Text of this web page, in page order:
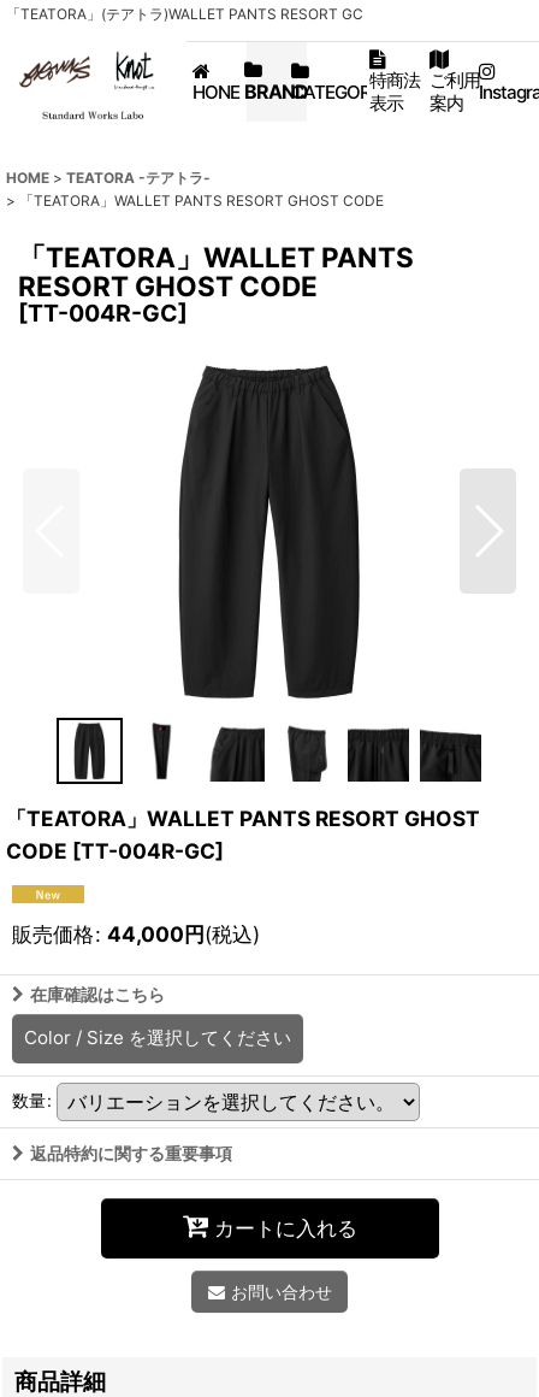
「TEATORA」(テアトラ)WALLET PANTS RESORT GC
HONE BRANDCATEGORY特商法
表示
ご利用
案内
HOME > TEATORA -テアトラ-
>
「TEATORA」WALLET PANTS RESORT GHOST CODE
「TEATORA」WALLET PANTS
RESORT GHOST CODE
[TT-004R-GC]
「TEATORA」WALLET PANTS RESORT GHOST
CODE [TT-004R-GC]
販売価格: 44,000円(税込)
在庫確認はこちら
Color / Size を選択してください
数量:
返品特約に関する重要事項
カートに入れる
お問い合わせ
商品詳細